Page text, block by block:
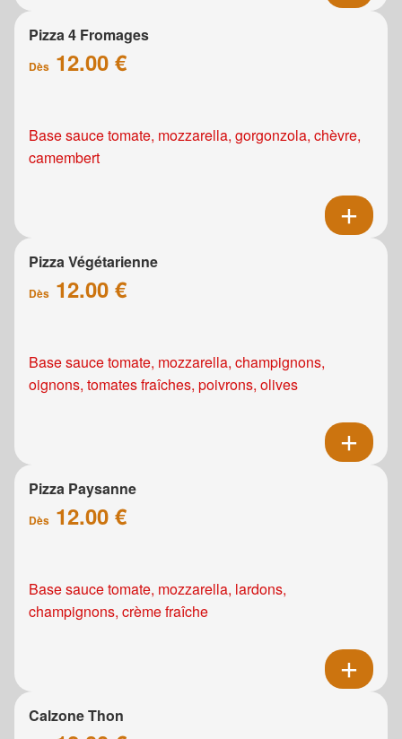
Pizza 4 Fromages
Dès 12.00 €
Base sauce tomate, mozzarella, gorgonzola, chèvre,
camembert
Pizza Végétarienne
Dès 12.00 €
Base sauce tomate, mozzarella, champignons,
oignons, tomates fraîches, poivrons, olives
Pizza Paysanne
Dès 12.00 €
Base sauce tomate, mozzarella, lardons,
champignons, crème fraîche
Calzone Thon